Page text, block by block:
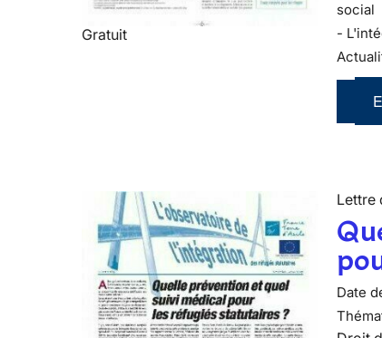
Gratuit
social
-
Lettre
Date